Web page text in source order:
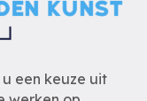
een keuze uit